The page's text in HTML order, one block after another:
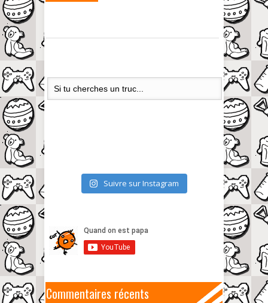
Suivre sur Instagram
Commentaires récents